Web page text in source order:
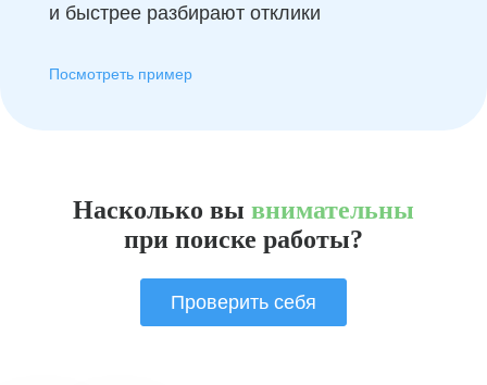
и быстрее разбирают отклики
Посмотреть пример
Насколько вы внимательны
при поиске работы?
Проверить себя